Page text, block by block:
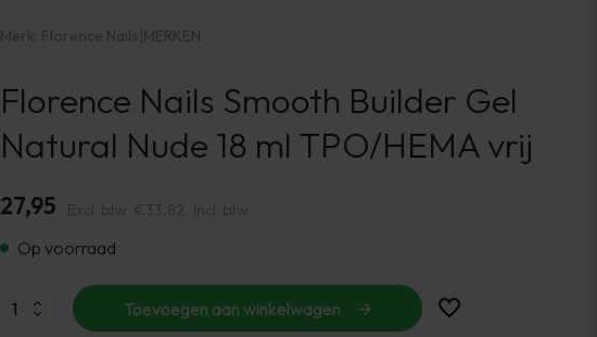
Account
aanmaken
Merk: Florence Nails|MERKEN
Florence Nails Smooth Builder Gel
Natural Nude 18 ml TPO/HEMA vrij
27,95 Excl. btw €33,82 Incl. btw
Op voorraad
Toevoegen aan winkelwagen